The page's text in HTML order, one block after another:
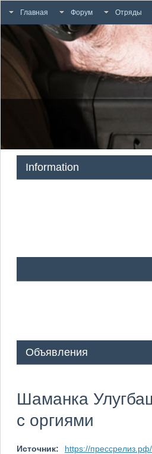
Главная Форум Отряды
Information
Объявления
Шаманка
с оргиями
Источник:
https://